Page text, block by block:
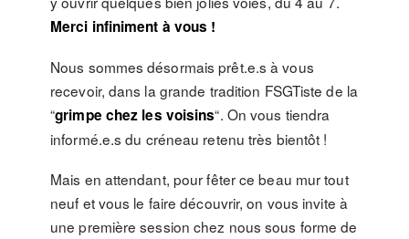
Merci infiniment à vous !
Nous sommes désormais prêt.e.s à vous
recevoir, dans la grande tradition FSGTiste de la
“grimpe chez les voisins“. On vous tiendra
informé.e.s du créneau retenu très bientôt !
Mais en attendant, pour fêter ce beau mur tout
neuf et vous le faire découvrir, on vous invite à
une première session chez nous sous forme de